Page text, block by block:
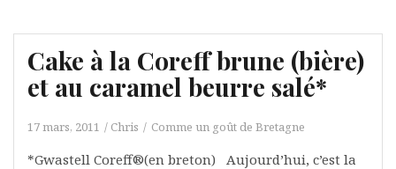
Cake à la Coreff brune (bière)
et au caramel beurre salé*
17 mars, 2011 Chris Comme un goût de Bretagne
*Gwastell Coreff®(en breton) Aujourd’hui, c’est la